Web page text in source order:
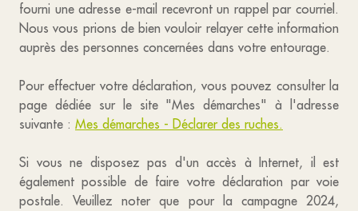
fourni une adresse e-mail recevront un rappel par courriel.
Nous vous prions de bien vouloir relayer cette information
auprès des personnes concernées dans votre entourage.
Pour effectuer votre déclaration, vous pouvez consulter la
page dédiée sur le site "Mes démarches" à l'adresse
suivante : Mes démarches - Déclarer des ruches.
Si vous ne disposez pas d'un accès à Internet, il est
également possible de faire votre déclaration par voie
postale. Veuillez noter que pour la campagne 2024,